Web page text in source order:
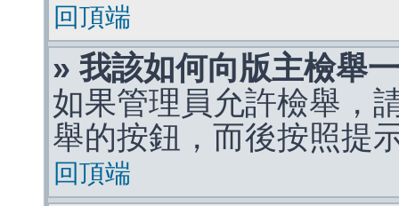
回頂端
» 我該如何向版主檢舉
如果管理員允許檢舉，
舉的按鈕，而後按照提
回頂端